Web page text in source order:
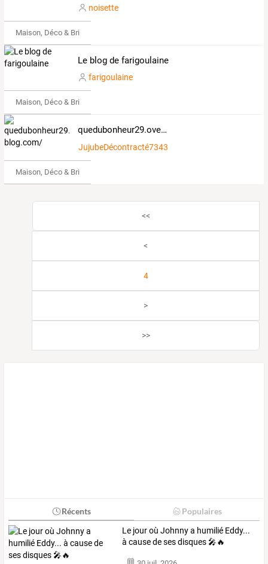
noisette
Maison, Déco & Bricolage
Le blog de farigoulaine
farigoulaine
Maison, Déco & Bricolage
quedubonheur29.over-blog.com/
JujubeDécontracté734319
Maison, Déco & Bricolage
<<
<
4
>
>>
Récents Populaires
Le jour où Johnny a humilié Eddy...
à cause de ses disques 🎤🔥